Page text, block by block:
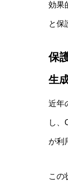
効果
と保
保
生
近年
し、
が利
この